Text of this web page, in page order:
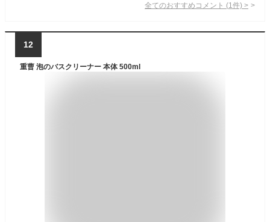
全てのおすすめコメント (1 件) >
12
重曹 泡のバスクリーナー 本体 500ml